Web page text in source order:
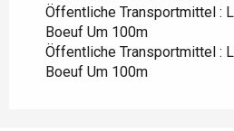
Öffentliche Transportmittel :
Boeuf Um 100m
Öffentliche Transportmittel :
Boeuf Um 100m